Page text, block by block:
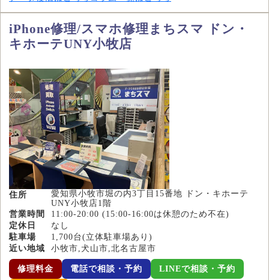
iPhone修理/スマホ修理まちスマ ドン・
キホーテUNY小牧店
住所
愛知県小牧市堀の内3丁目15番地 ドン・キホーテ
UNY小牧店1階
営業時間
11:00-20:00 (15:00-16:00は休憩のため不在)
定休日
なし
駐車場
1,700台(立体駐車場あり)
近い地域
小牧市,犬山市,北名古屋市
修理料金 電話で相談・予約 LINEで相談・予約